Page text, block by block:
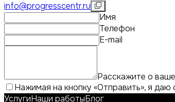
info@progresscentr.ru
Имя
Телефон
E-mail
Расскажите о
Нажимая на кнопку «Отправить», я
УслугиНаши работыБлог